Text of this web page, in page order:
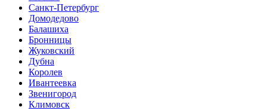
Санкт-Петербург
Домодедово
Балашиха
Бронницы
Жуковский
Дубна
Королев
Ивантеевка
Звенигород
Климовск